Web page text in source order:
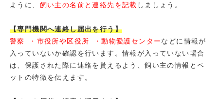
ように、 飼い主の名前と連絡先を記載 しましょう。
【専門機関へ連絡し届出を行う】
警察 ・市役所や区役所 ・動物愛護センターなどに情報が
入っていないか確認を行います。情報が入っていない場合
は、保護された際に連絡を貰えるよう、飼い主の情報とペ
ットの特徴を伝えます。